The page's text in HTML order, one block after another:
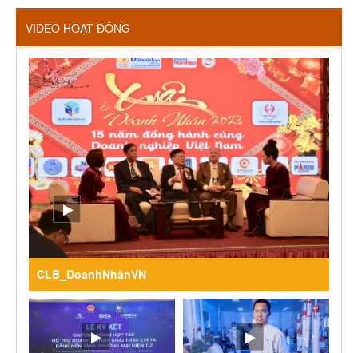
VIDEO HOẠT ĐỘNG
CLB_DoanhNhânVN